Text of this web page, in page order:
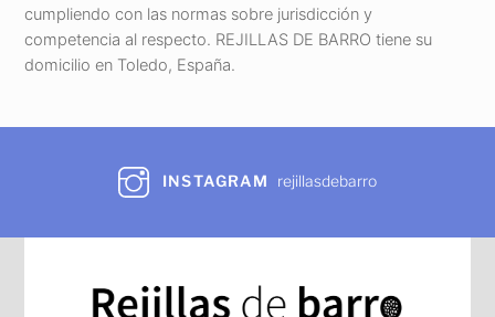
cumpliendo con las normas sobre jurisdicción y
competencia al respecto. REJILLAS DE BARRO tiene su
domicilio en Toledo, España.
INSTAGRAM rejillasdebarro